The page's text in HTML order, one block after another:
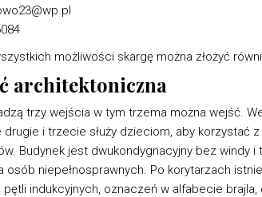
możliwości skargę można złożyć
architektoniczna
trzy wejścia w tym trzema można wejść.
i trzecie służy dzieciom, aby korzystać
Budynek jest dwukondygnacyjny bez windy
osób niepełnosprawnych. Po korytarzach
pętli indukcyjnych, oznaczeń w alfabecie